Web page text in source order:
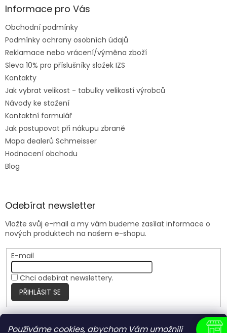
Používáme cookies, abychom Vám umožnili
Informace pro Vás
Obchodní podmínky
Podmínky ochrany osobních údajů
Reklamace nebo vrácení/výměna zboží
Sleva 10% pro příslušníky složek IZS
Kontakty
Jak vybrat velikost - tabulky velikostí výrobců
Návody ke stažení
Kontaktní formulář
Jak postupovat při nákupu zbraně
Mapa dealerů Schmeisser
Hodnocení obchodu
Blog
Odebírat newsletter
Vložte svůj e-mail a my vám budeme zasílat informace o
nových produktech na našem e-shopu.
E-mail
Chci odebírat newslettery.
PŘIHLÁSIT SE